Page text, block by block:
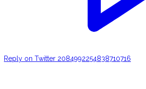
Reply on Twitter 2084992254838710716